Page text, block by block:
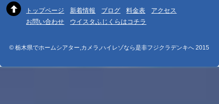
トップページ 新着情報 ブログ 料金表
アクセス
お問い合わせ
ウイスタふじくらはコチラ
© 栃木県でホームシアター,カメラ,ハイレゾなら是非フジクラデンキへ 2015